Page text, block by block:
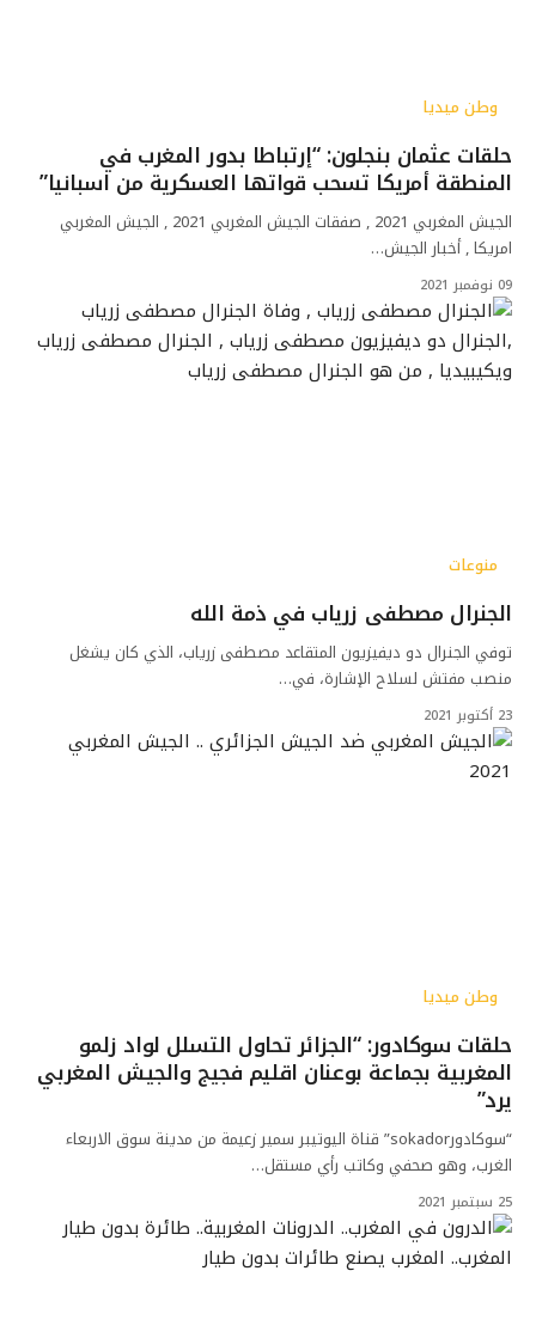
وطن ميديا
حلقات عثمان بنجلون: “إرتباطا بدور المغرب في
المنطقة أمريكا تسحب قواتها العسكرية من اسبانيا”
الجيش المغربي 2021 , صفقات الجيش المغربي 2021 , الجيش المغربي
امريكا , أخبار الجيش…
09 نوفمبر 2021
منوعات
الجنرال مصطفى زرياب في ذمة الله
توفي الجنرال دو ديفيزيون المتقاعد مصطفى زرياب، الذي كان يشغل
منصب مفتش لسلاح الإشارة، في…
23 أكتوبر 2021
وطن ميديا
حلقات سوكادور: “الجزائر تحاول التسلل لواد زلمو
المغربية بجماعة بوعنان اقليم فجيج والجيش المغربي
يرد”
“سوكادورsokador” قناة اليوتيبر سمير زعيمة من مدينة سوق الاربعاء
الغرب، وهو صحفي وكاتب رأي مستقل…
25 سبتمبر 2021